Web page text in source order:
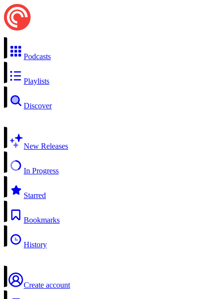
Podcasts
Playlists
Discover
New Releases
In Progress
Starred
Bookmarks
History
Create account